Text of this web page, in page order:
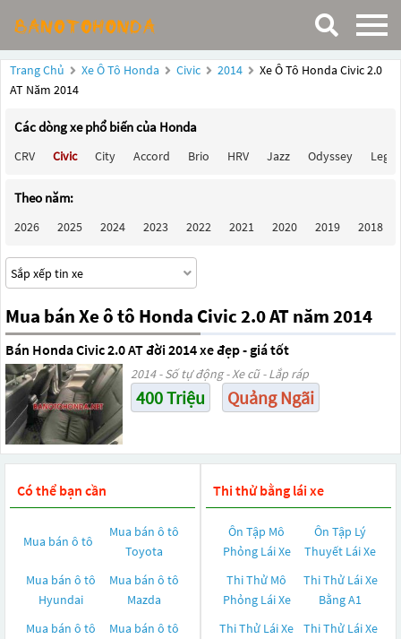
Trang Chủ Xe Ô Tô Honda Civic 2014
Xe Ô Tô Honda Civic 2.0
AT Năm 2014
Các dòng xe phổ biến của Honda
CRV Civic City Accord Brio HRV Jazz Odyssey
Theo năm:
2026 2025 2024 2023 2022 2021 2020 2019 2018
Mua bán Xe ô tô Honda Civic 2.0 AT năm 2014
Bán Honda Civic 2.0 AT đời 2014 xe đẹp - giá tốt
2014 - Số tự động - Xe cũ - Lắp ráp
400 Triệu Quảng Ngãi
Có thể bạn cần
Mua bán ô tô
Mua bán ô tô
Toyota
Mua bán ô tô
Hyundai
Mua bán ô tô
Mazda
Mua bán ô tô
Mua bán ô tô
Thi thử bằng lái xe
Ôn Tập Mô
Phỏng Lái Xe
Ôn Tập Lý
Thuyết Lái Xe
Thi Thử Mô
Phỏng Lái Xe
Thi Thử Lái Xe
Bằng A1
Thi Thử Lái Xe
Thi Thử Lái Xe